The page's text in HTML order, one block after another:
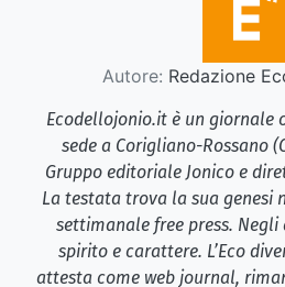
Autore: Redazione
Ecodellojonio.it è un giornale
sede a Corigliano-Rossano
Gruppo editoriale Jonico e
La testata trova la sua genesi
settimanale free press.
spirito e carattere. L’Eco
attesta come web journal,